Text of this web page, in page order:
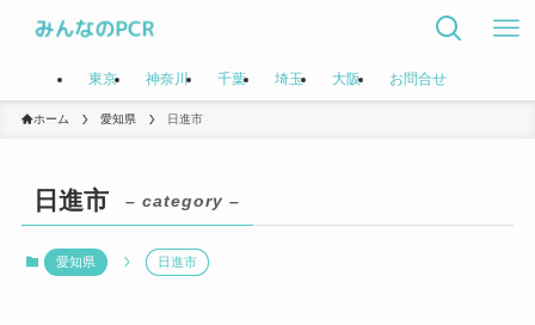
東京 神奈川 千葉 埼玉 大阪 お問合せ
ホーム 愛知県 日進市
日進市 – category –
愛知県 日進市